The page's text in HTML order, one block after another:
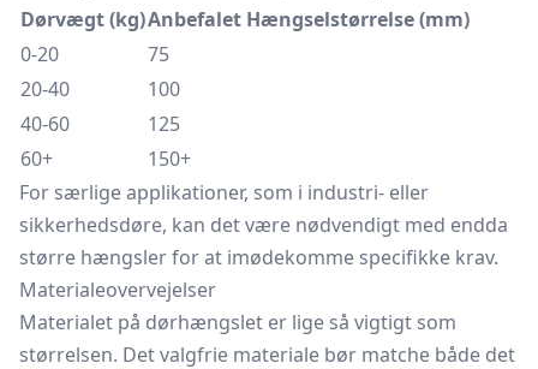
Dørvægt (kg)Anbefalet Hængselstørrelse (mm)
0-20
75
20-40
100
40-60
125
60+
150+
For særlige applikationer, som i industri- eller
sikkerhedsdøre, kan det være nødvendigt med endda
større hængsler for at imødekomme specifikke krav.
Materialeovervejelser
Materialet på dørhængslet er lige så vigtigt som
størrelsen. Det valgfrie materiale bør matche både det